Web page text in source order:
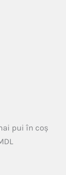
pui în coș